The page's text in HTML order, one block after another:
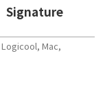
Signature
Logicool, Mac,